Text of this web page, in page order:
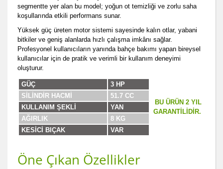
segmentte yer alan bu model; yoğun ot temizliği ve zorlu saha
koşullarında etkili performans sunar.
Yüksek güç üreten motor sistemi sayesinde kalın otlar, yabani
bitkiler ve geniş alanlarda hızlı çalışma imkânı sağlar.
Profesyonel kullanıcıların yanında bahçe bakımı yapan bireysel
kullanıcılar için de pratik ve verimli bir kullanım deneyimi
oluşturur.
GÜÇ
3 HP
SİLİNDİR HACMİ
51.7 CC
KULLANIM ŞEKLİ
YAN
AĞIRLIK
8 KG
KESİCİ BIÇAK
VAR
BU ÜRÜN 2 YIL
GARANTİLİDİR.
Öne Çıkan Özellikler